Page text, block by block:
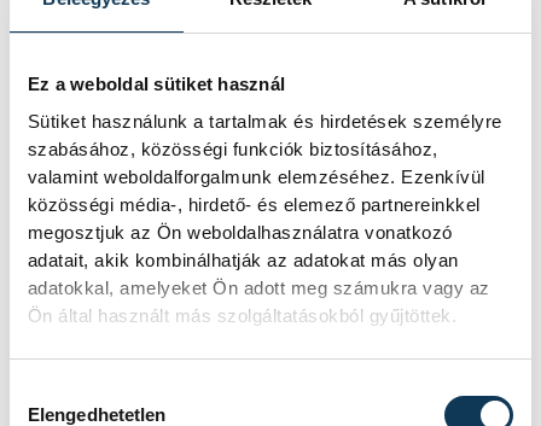
Ez a weboldal sütiket használ
Sütiket használunk a tartalmak és hirdetések személyre
szabásához, közösségi funkciók biztosításához,
valamint weboldalforgalmunk elemzéséhez. Ezenkívül
közösségi média-, hirdető- és elemező partnereinkkel
megosztjuk az Ön weboldalhasználatra vonatkozó
adatait, akik kombinálhatják az adatokat más olyan
adatokkal, amelyeket Ön adott meg számukra vagy az
Ön által használt más szolgáltatásokból gyűjtöttek.
Elengedhetetlen
sokasága ömlött ránk, gyakran azt sem
tudtam, ki kicsoda, összekevertem
embereket. Úgy egy év alatt kitisztult a
kép, sikeres volt a zenekar, tavasszal négy
hónap alatt kétszáz koncertet adtunk. A
nyolcvanas években intenzíven nyomtuk, a
kilencvenes éveket KFT-ként átaludtuk –
egy nagy sportcsarnoki internetes koncert
kivételével. A kétezres évek elejétől megint
rendszeresen koncertezünk, időnként,
mint például idén is (!), új albumot